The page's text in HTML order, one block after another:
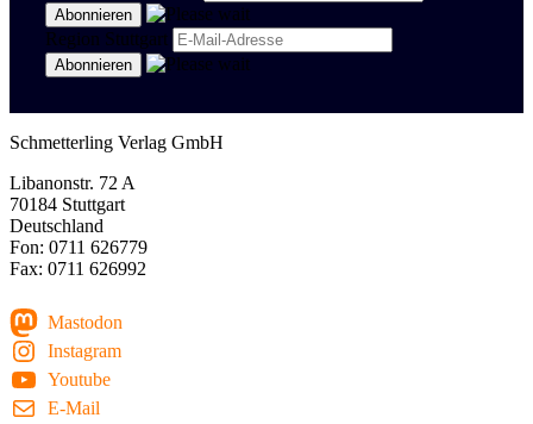
Region Stuttgart
Schmetterling Verlag GmbH
Libanonstr. 72 A
70184 Stuttgart
Deutschland
Fon: 0711 626779
Fax: 0711 626992
Mastodon
Instagram
Youtube
E-Mail